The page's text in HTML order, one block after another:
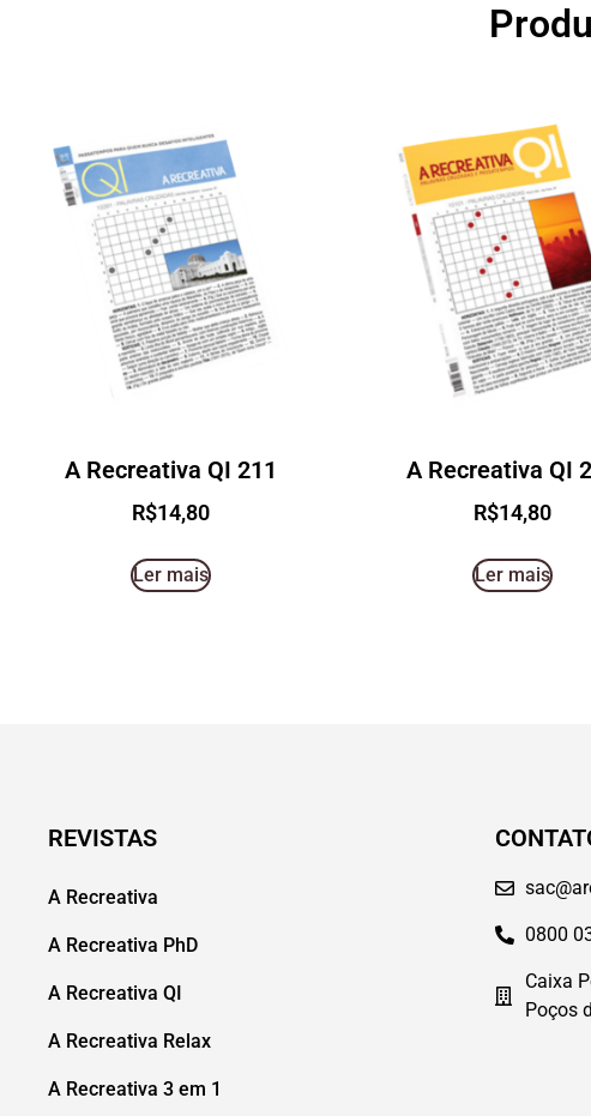
A Recreativa QI 211
R$14,80
Ler mais
A Recreativa QI
R$14,80
Ler mais
REVISTAS
A Recreativa
A Recreativa PhD
A Recreativa QI
A Recreativa Relax
A Recreativa 3 em 1
0800
Caixa
Poços